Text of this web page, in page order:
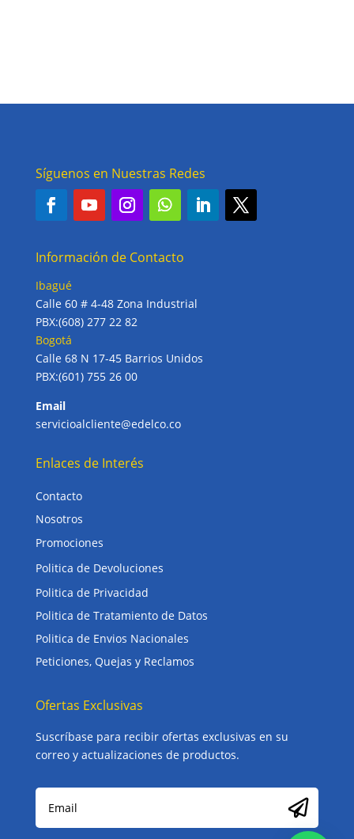
Síguenos en Nuestras Redes
Información de Contacto
Ibagué
Calle 60 # 4-48 Zona Industrial
PBX:(608) 277 22 82
Bogotá
Calle 68 N 17-45 Barrios Unidos
PBX:(601) 755 26 00
Email
servicioalcliente@edelco.co
Enlaces de Interés
Contacto
Nosotros
Promociones
Politica de Devoluciones
Politica de Privacidad
Politica de Tratamiento de Datos
Politica de Envios Nacionales
Peticiones, Quejas y Reclamos
Ofertas Exclusivas
Suscríbase para recibir ofertas exclusivas en su
correo y actualizaciones de productos.